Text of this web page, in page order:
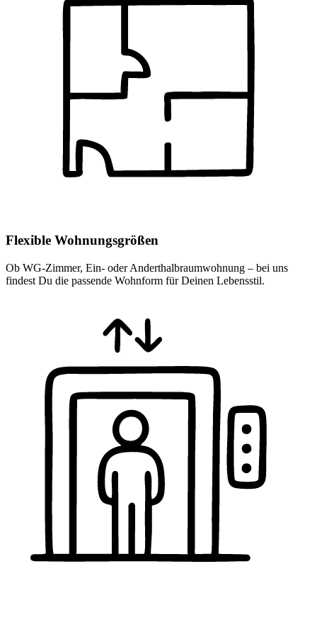
Flexible Wohnungsgrößen
Ob WG-Zimmer, Ein- oder Anderthalbraumwohnung – bei uns
findest Du die passende Wohnform für Deinen Lebensstil.